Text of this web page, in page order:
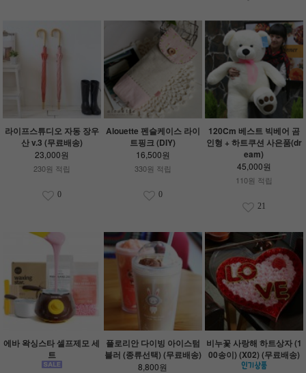
라이프스튜디오 자동 장우
산 v.3 (무료배송)
23,000원
230원 적립
0
Alouette 펜슬케이스 라이
트핑크 (DIY)
16,500원
330원 적립
0
120Cm 베스트 빅베어 곰
인형 + 하트쿠션 사은품(dr
eam)
45,000원
110원 적립
21
에바 왁싱스타 셀프제모 세
트
플로리안 다이빙 아이스텀
블러 (종류선택) (무료배송)
8,800원
비누꽃 사랑해 하트상자 (1
00송이) (X02) (무료배송)